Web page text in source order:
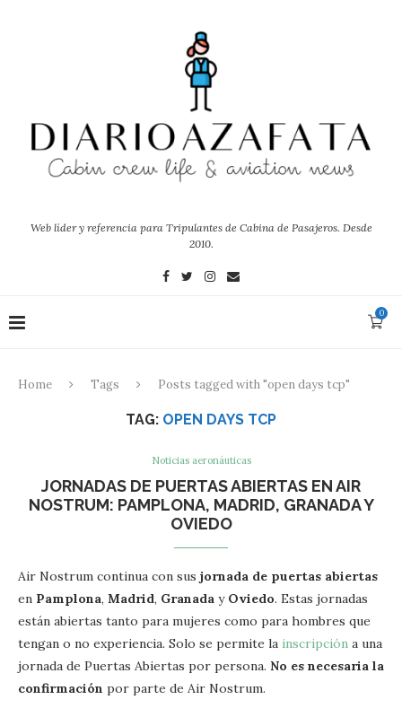
Web líder y referencia para Tripulantes de Cabina de Pasajeros. Desde
2010.
0
Home Tags Posts tagged with "open days tcp"
TAG: OPEN DAYS TCP
Noticias aeronáuticas
JORNADAS DE PUERTAS ABIERTAS EN AIR
NOSTRUM: PAMPLONA, MADRID, GRANADA Y
OVIEDO
Air Nostrum continua con sus jornada de puertas abiertas
en Pamplona, Madrid, Granada y Oviedo. Estas jornadas
están abiertas tanto para mujeres como para hombres que
tengan o no experiencia. Solo se permite la inscripción a una
jornada de Puertas Abiertas por persona. No es necesaria la
confirmación por parte de Air Nostrum.